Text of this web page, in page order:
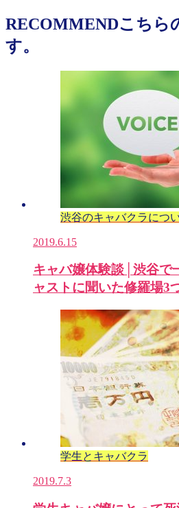
RECOMMENDこちら
す。
渋谷のキャバクラにつ
2019.6.15
キャバ嬢体験談│渋谷で
ャストに聞いた修羅場3
学生とキャバクラ
2019.7.3